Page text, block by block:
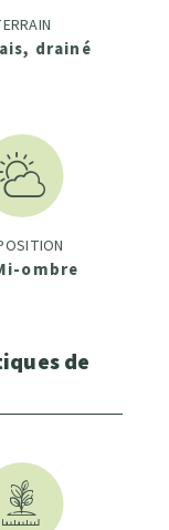
drainé
ombre
de